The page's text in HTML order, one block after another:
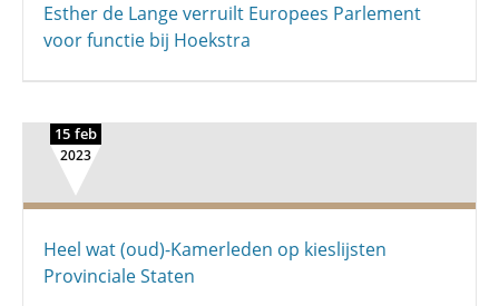
Esther de Lange verruilt Europees Parlement
voor functie bij Hoekstra
15 feb
2023
Heel wat (oud)-Kamerleden op kieslijsten
Provinciale Staten